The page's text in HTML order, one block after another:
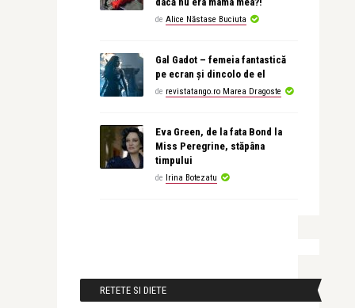
de Alice Năstase Buciuta
Gal Gadot – femeia fantastică
pe ecran și dincolo de el
de revistatango.ro Marea Dragoste
Eva Green, de la fata Bond la
Miss Peregrine, stăpâna
timpului
de Irina Botezatu
RETETE SI DIETE